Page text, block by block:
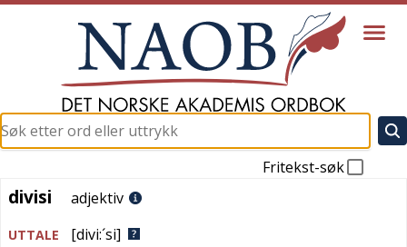
Fritekst-søk
divisi
divisi adjektiv
UTTALE [divi:´si]